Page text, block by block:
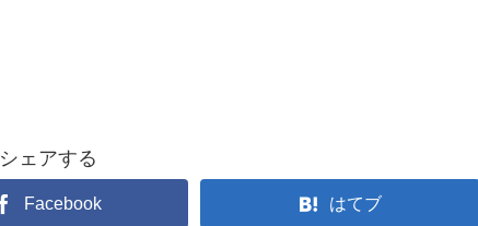
シェアする
Facebook はてブ